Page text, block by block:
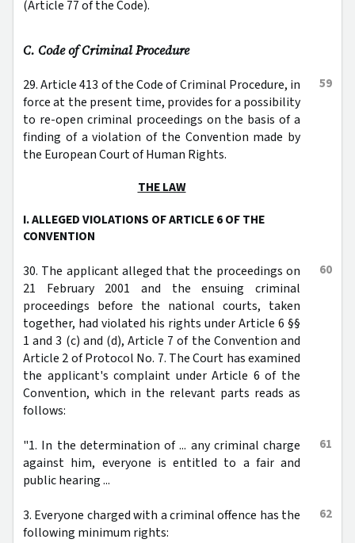
(Article 77 of the Code).
C. Code of Criminal Procedure
59
29. Article 413 of the Code of Criminal Procedure, in
force at the present time, provides for a possibility
to re-open criminal proceedings on the basis of a
finding of a violation of the Convention made by
the European Court of Human Rights.
THE LAW
I. ALLEGED VIOLATIONS OF ARTICLE 6 OF THE
CONVENTION
60
30. The applicant alleged that the proceedings on
21 February 2001 and the ensuing criminal
proceedings before the national courts, taken
together, had violated his rights under Article 6 §§
1 and 3 (c) and (d), Article 7 of the Convention and
Article 2 of Protocol No. 7. The Court has examined
the applicant's complaint under Article 6 of the
Convention, which in the relevant parts reads as
follows:
61
"1. In the determination of ... any criminal charge
against him, everyone is entitled to a fair and
public hearing ...
62
3. Everyone charged with a criminal offence has the
following minimum rights: